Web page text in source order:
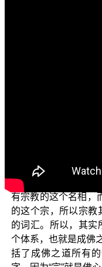
个宗法制度，从头
形成“宗教”的这个名
有宗教的这个名相，
的这个宗，所以宗教
的词汇。所以，其实
个体系，也就是成佛
括了成佛之道所有